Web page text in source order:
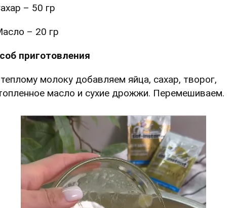
– 50 гр
– 20 гр
приготовления
молоку добавляем яйца, сахар, творог,
масло и сухие дрожжи. Перемешиваем.